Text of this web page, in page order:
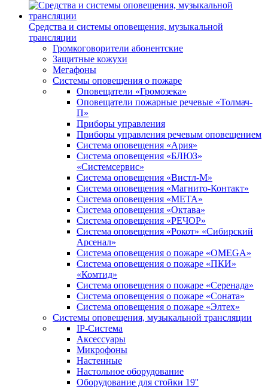
Средства и системы оповещения, музыкальной
трансляции
Громкоговорители абонентские
Защитные кожухи
Мегафоны
Системы оповещения о пожаре
Оповещатели «Громозека»
Оповещатели пожарные речевые «Толмач-
П»
Приборы управления
Приборы управления речевым оповещением
Система оповещения «Ария»
Система оповещения «БЛЮЗ»
«Системсервис»
Система оповещения «Вистл-М»
Система оповещения «Магнито-Контакт»
Система оповещения «МЕТА»
Система оповещения «Октава»
Система оповещения «РЕЧОР»
Система оповещения «Рокот» «Сибирский
Арсенал»
Система оповещения о пожаре «OMEGA»
Система оповещения о пожаре «ПКИ»
«Комтид»
Система оповещения о пожаре «Серенада»
Система оповещения о пожаре «Соната»
Система оповещения о пожаре «Элтех»
Системы оповещения, музыкальной трансляции
IP-Система
Аксессуары
Микрофоны
Настенные
Настольное оборудование
Оборудование для стойки 19''